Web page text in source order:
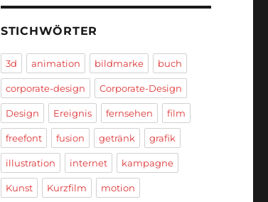
STICHWÖRTER
3d animation bildmarke buch
corporate-design Corporate-Design
Design Ereignis fernsehen film
freefont fusion getränk grafik
illustration internet kampagne
Kunst Kurzfilm motion